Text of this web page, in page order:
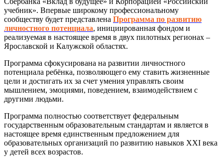
учебник». Впервые широкому профессиональному
сообществу будет представлена Программа по развитию
личностного потенциала, инициированная фондом и
реализуемая в настоящее время в двух пилотных регионах –
Ярославской и Калужской областях.
Программа сфокусирована на развитии личностного
потенциала ребёнка, позволяющего ему ставить жизненные
цели и достигать их за счет умения управлять своим
мышлением, эмоциями, поведением, взаимодействием с
другими людьми.
Программа полностью соответствует федеральным
государственным образовательным стандартам и является в
настоящее время единственным предложением для
образовательных организаций по развитию навыков XXI века
у детей всех возрастов.